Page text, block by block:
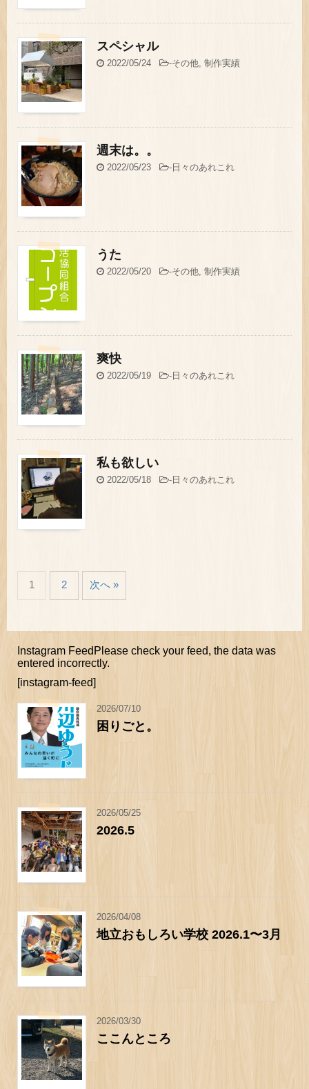
スペシャル
2022/05/24 -その他 制作実績
週末は。。
2022/05/23 -日々のあれこれ
うた
2022/05/20 -その他 制作実績
爽快
2022/05/19 -日々のあれこれ
私も欲しい
2022/05/18 -日々のあれこれ
1 2 次へ »
Instagram FeedPlease check your feed, the data was
entered incorrectly.
[instagram-feed]
2026/07/10
困りごと。
2026/05/25
2026.5
2026/04/08
地立おもしろい学校 2026.1〜3月
2026/03/30
ここんところ